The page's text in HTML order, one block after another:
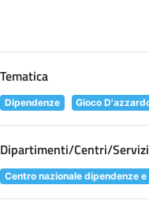
Tematica
Dipendenze Gioco
Dipartimenti/Centri/Servizi
Centro nazionale dipendenze